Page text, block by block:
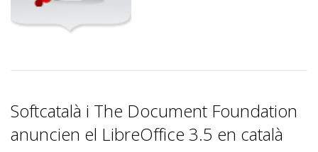
Softcatalà i The Document Foundation
anuncien el LibreOffice 3.5 en català